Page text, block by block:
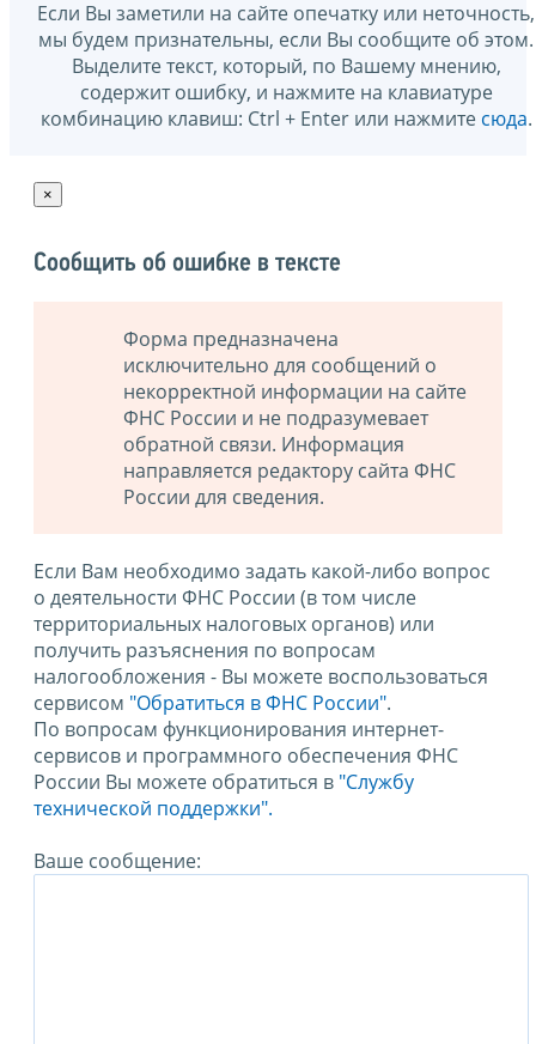
Если Вы заметили на сайте опечатку или неточность,
мы будем признательны, если Вы сообщите об этом.
Выделите текст, который, по Вашему мнению,
содержит ошибку, и нажмите на клавиатуре
комбинацию клавиш: Ctrl + Enter или нажмите сюда.
×
Сообщить об ошибке в тексте
Форма предназначена
исключительно для сообщений о
некорректной информации на сайте
ФНС России и не подразумевает
обратной связи. Информация
направляется редактору сайта ФНС
России для сведения.
Если Вам необходимо задать какой-либо вопрос
о деятельности ФНС России (в том числе
территориальных налоговых органов) или
получить разъяснения по вопросам
налогообложения - Вы можете воспользоваться
сервисом "Обратиться в ФНС России".
По вопросам функционирования интернет-
сервисов и программного обеспечения ФНС
России Вы можете обратиться в "Службу
технической поддержки".
Ваше сообщение: